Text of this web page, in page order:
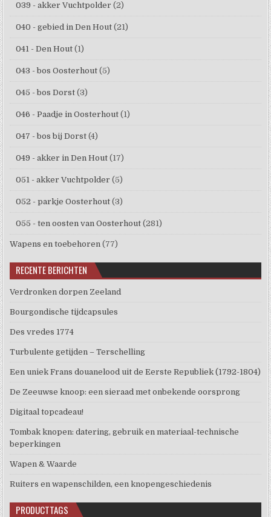
039 - akker Vuchtpolder (2)
040 - gebied in Den Hout (21)
041 - Den Hout (1)
043 - bos Oosterhout (5)
045 - bos Dorst (3)
046 - Paadje in Oosterhout (1)
047 - bos bij Dorst (4)
049 - akker in Den Hout (17)
051 - akker Vuchtpolder (5)
052 - parkje Oosterhout (3)
055 - ten oosten van Oosterhout (281)
Wapens en toebehoren (77)
RECENTE BERICHTEN
Verdronken dorpen Zeeland
Bourgondische tijdcapsules
Des vredes 1774
Turbulente getijden – Terschelling
Een uniek Frans douanelood uit de Eerste Republiek (1792-1804)
De Zeeuwse knoop: een sieraad met onbekende oorsprong
Digitaal topcadeau!
Tombak knopen: datering, gebruik en materiaal-technische
beperkingen
Wapen & Waarde
Ruiters en wapenschilden, een knopengeschiedenis
PRODUCTTAGS